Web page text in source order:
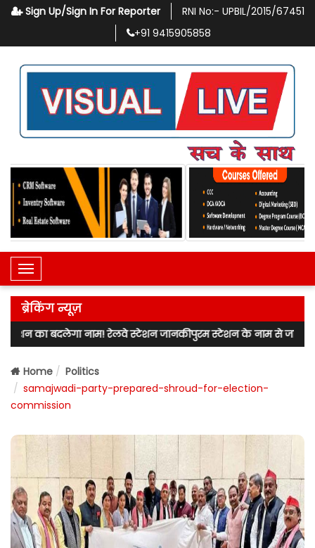
Sign Up/Sign In For Reporter RNI No:- UPBIL/2015/67451
+91 9415905858
Toggle Navigation
ब्रेकिंग न्यूज़
नाम! रेलवे स्टेशन जानकीपुरम स्टेशन के नाम से जाना जाएगा! लखनऊ
Home
Politics
samajwadi-party-prepared-shroud-for-election-
commission